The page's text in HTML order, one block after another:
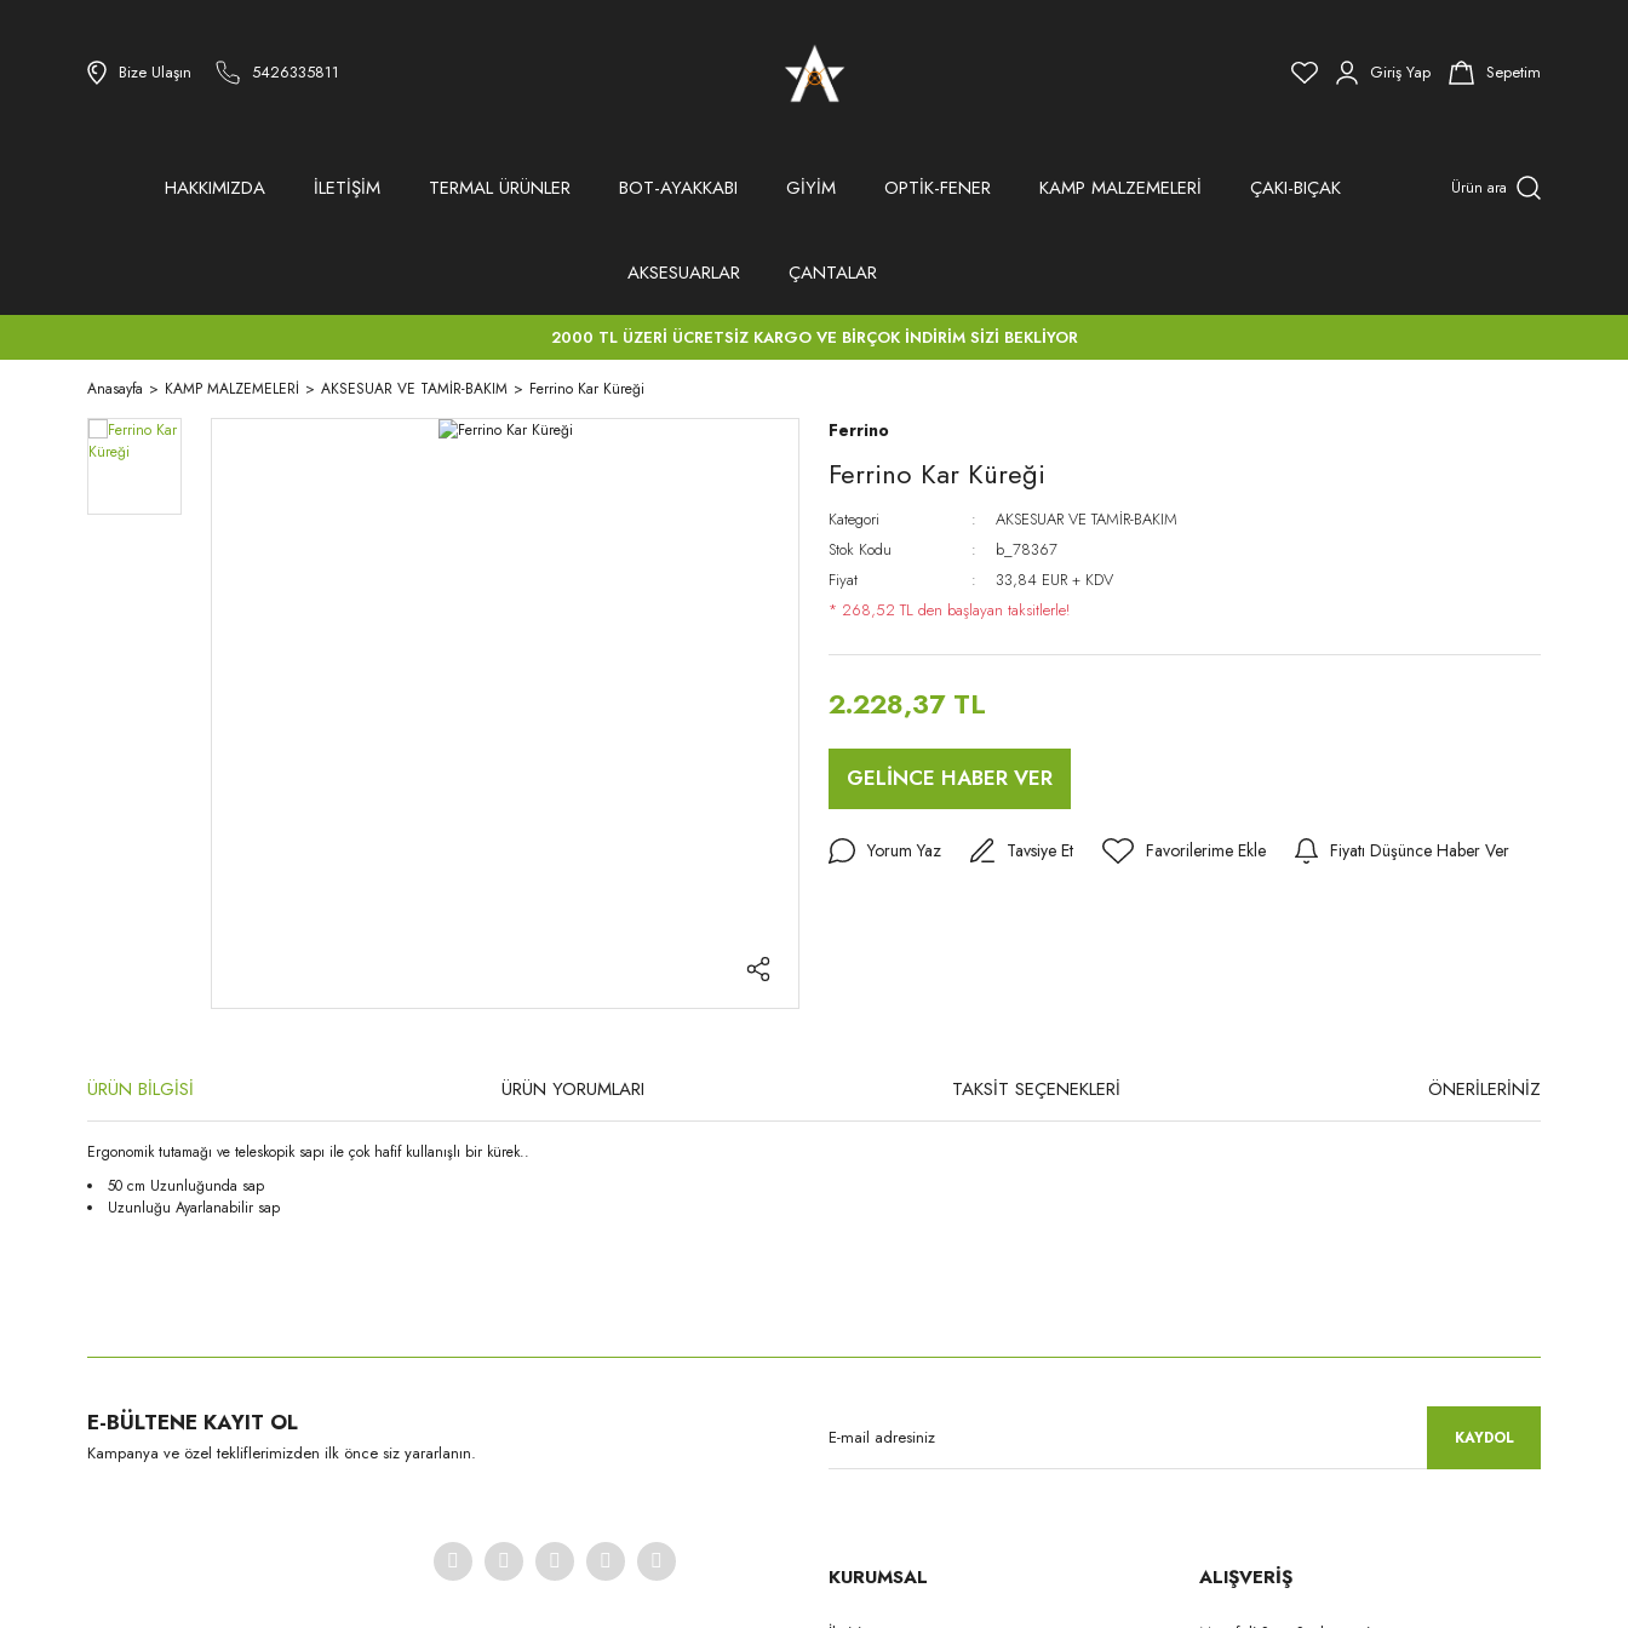
Bize Ulaşın 5426335811 Giriş Yap Sepetim
HAKKIMIZDA İLETİŞİM TERMAL ÜRÜNLER BOT-AYAKKABI GİYİM OPTİK-FENER KAMP MALZEMELERİ ÇAKI-BIÇAK
AKSESUARLAR ÇANTALAR
Ürün ara
2000 TL ÜZERİ ÜCRETSİZ KARGO VE BİRÇOK İNDİRİM SİZİ BEKLİYOR
Anasayfa KAMP MALZEMELERİ AKSESUAR VE TAMİR-BAKIM Ferrino Kar Küreği
Ferrino
Ferrino Kar Küreği
Kategori
AKSESUAR VE TAMİR-BAKIM
Stok Kodu
b_78367
Fiyat
33,84 EUR + KDV
* 268,52 TL den başlayan taksitlerle!
2.228,37 TL
GELİNCE HABER VER
Yorum Yaz Tavsiye Et Fiyatı Düşünce Haber Ver
ÜRÜN BİLGİSİ ÜRÜN YORUMLARI TAKSİT SEÇENEKLERİ ÖNERİLERİNİZ
Ergonomik tutamağı ve teleskopik sapı ile çok hafif kullanışlı bir kürek..
50 cm Uzunluğunda sap
Uzunluğu Ayarlanabilir sap
Ürün açıklamasında eksik bilgiler bulunuyor.
Ürün bilgilerinde hatalar bulunuyor.
E-BÜLTENE KAYIT OL
Kampanya ve özel tekliflerimizden ilk önce siz yararlanın.
KAYDOL
KURUMSAL ALIŞVERİŞ